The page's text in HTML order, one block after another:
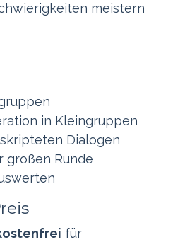
meistern
in Kleingruppen
Dialogen
großen Runde
für